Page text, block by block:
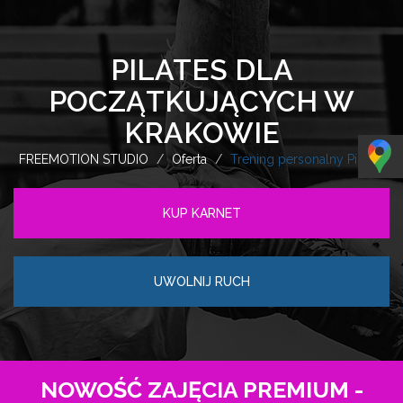
PILATES DLA
POCZĄTKUJĄCYCH W
KRAKOWIE
FREEMOTION STUDIO Oferta Trening personalny Pilates
KUP KARNET
UWOLNIJ RUCH
NOWOŚĆ ZAJĘCIA PREMIUM -